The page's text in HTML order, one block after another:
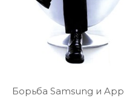
Борьба Samsung и